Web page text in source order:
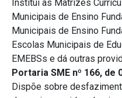
Institui as Matrizes
Municipais de Ensino
Municipais de Ensino
Escolas Municipais de
EMEBSs e dá outras
Portaria SME nº 166, de
Dispõe sobre